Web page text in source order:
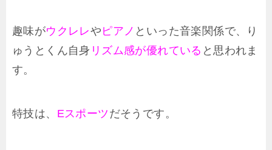
趣味がウクレレや ピアノ といった音楽関係で、り
ゅうとくん自身 リズム感が優れている と思われま
す。
特技は、 Eスポーツ だそうです。